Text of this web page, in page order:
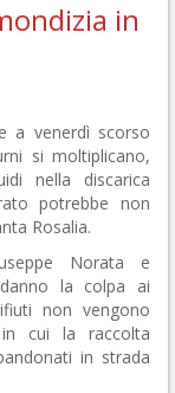
in
a venerdì scorso
si moltiplicano,
nella discarica
potrebbe non
Rosalia.
Norata e
danno la colpa ai
non vengono
cui la raccolta
in strada